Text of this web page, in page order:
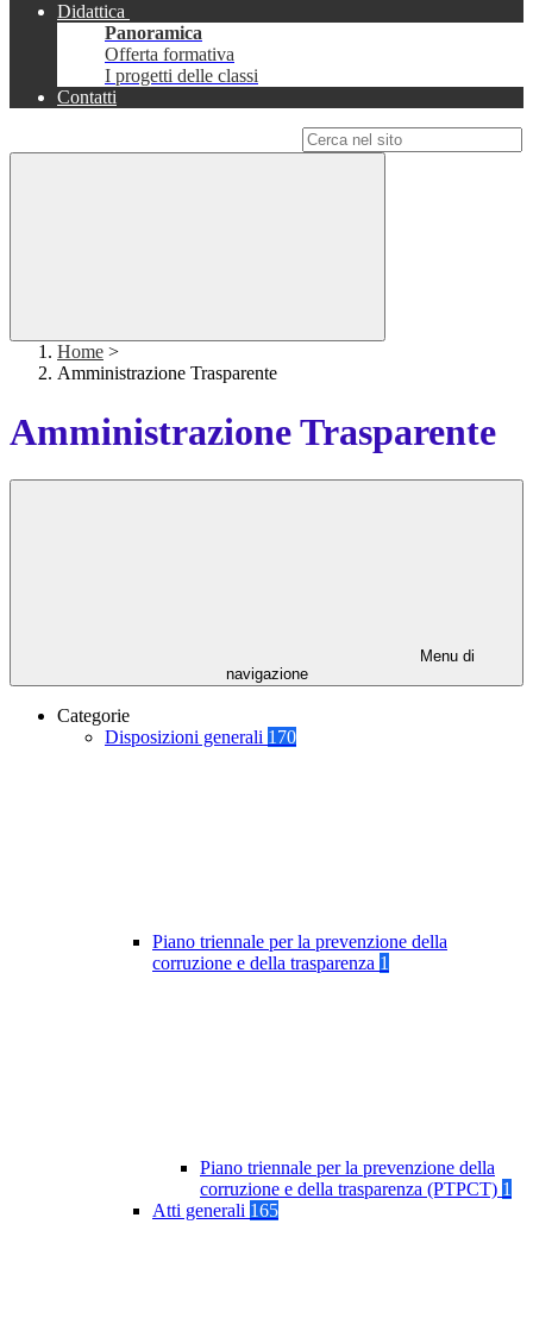
Didattica
Panoramica
Offerta formativa
I progetti delle classi
Contatti
Home >
Amministrazione Trasparente
Amministrazione Trasparente
Menu di
navigazione
Categorie
Disposizioni generali 170
Piano triennale per la prevenzione della
corruzione e della trasparenza 1
Piano triennale per la prevenzione della
corruzione e della trasparenza (PTPCT) 1
Atti generali 165